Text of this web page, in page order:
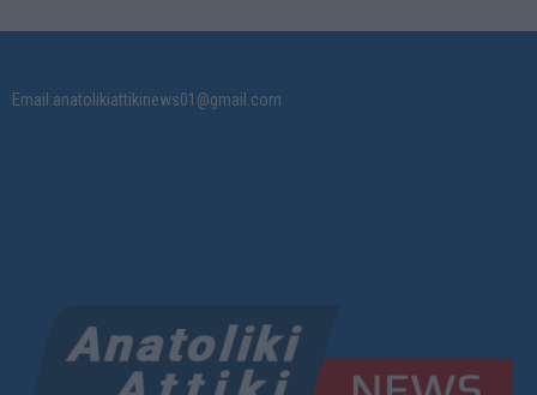
Email:anatolikiattikinews01@gmail.com